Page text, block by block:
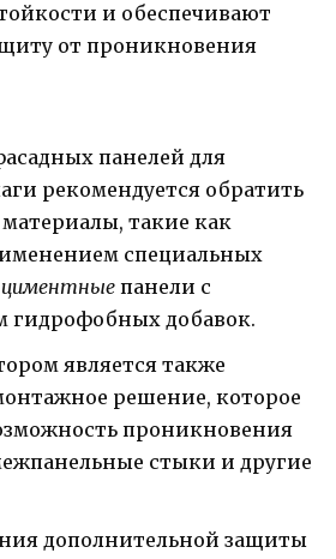
и обеспечивают
от проникновения
панелей для
рекомендуется обратить
такие как
специальных
циментные панели с
гидрофобных добавок.
является также
решение, которое
проникновения
стыки и другие
дополнительной защиты